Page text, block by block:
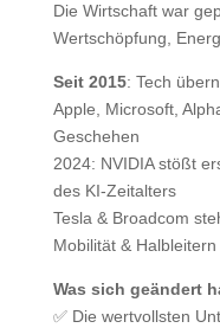
Die Wirtschaft war
Wertschöpfung,
Seit 2015: Tech
Apple, Microsoft,
Geschehen
2024: NVIDIA stößt
des KI-Zeitalters
Tesla & Broadcom
Mobilität & Halbleitern
Was sich geändert
✅ Die wertvollsten